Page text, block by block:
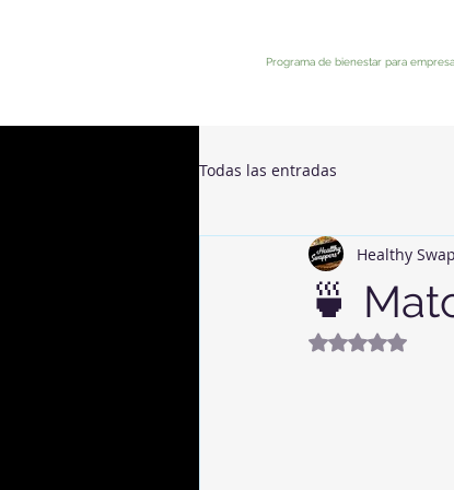
Programa de bienestar para
Todas las entradas
🍵
Healthy
Mit NaN von